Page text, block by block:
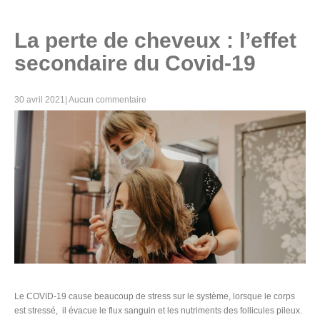
La perte de cheveux : l’effet
secondaire du Covid-19
30 avril 2021 Aucun commentaire
Le COVID-19 cause beaucoup de stress sur le système, lorsque le corps
est stressé, il évacue le flux sanguin et les nutriments des follicules pileux.